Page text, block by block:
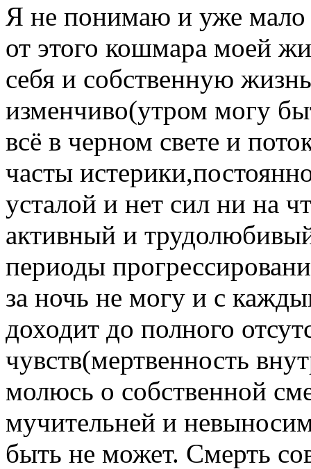
Я не понимаю и уже мало
от этого кошмара моей
себя и собственную
изменчиво(утром могу
всё в черном свете и
часты
усталой и нет сил ни на
активный и
периоды
за ночь не могу и с
доходит до полного
чувств(мертвенность
молюсь о собственной
мучительней и
быть не может. Смерть